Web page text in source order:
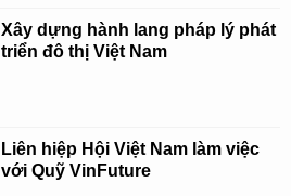
Xây dựng hành lang pháp lý phát
triển đô thị Việt Nam
Liên hiệp Hội Việt Nam làm việc
với Quỹ VinFuture